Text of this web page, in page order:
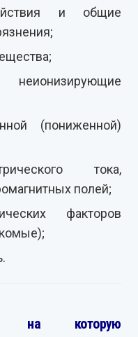
и общие
(пониженной)
тока,
полей;
факторов
на которую